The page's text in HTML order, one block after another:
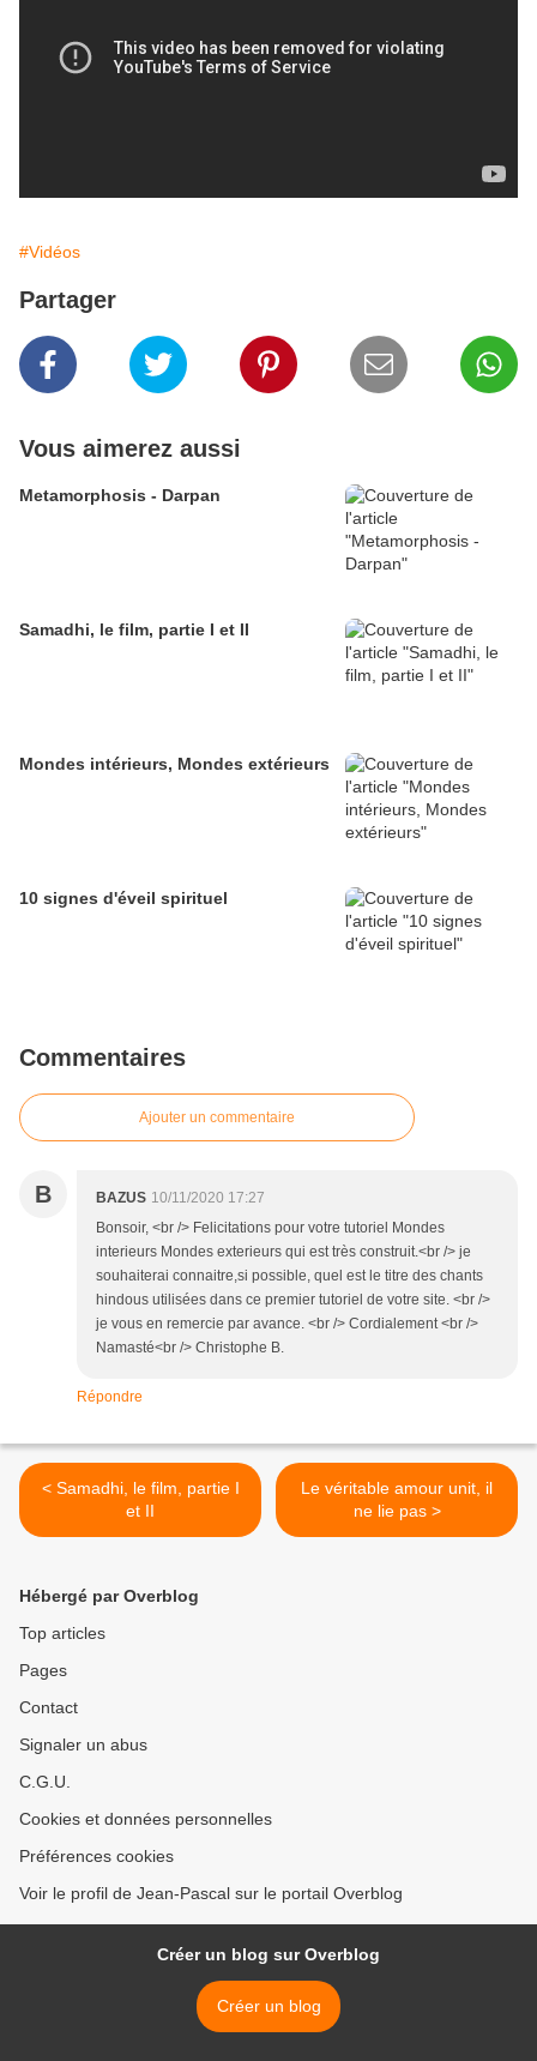
#Vidéos
Partager
Vous aimerez aussi
Metamorphosis - Darpan
Samadhi, le film, partie I et II
Mondes intérieurs, Mondes extérieurs
10 signes d'éveil spirituel
Commentaires
Ajouter un commentaire
B BAZUS 10/11/2020 17:27
Bonsoir, <br /> Felicitations pour votre tutoriel Mondes
interieurs Mondes exterieurs qui est très construit.<br /> je
souhaiterai connaitre,si possible, quel est le titre des chants
hindous utilisées dans ce premier tutoriel de votre site. <br />
je vous en remercie par avance. <br /> Cordialement <br />
Namasté<br /> Christophe B.
Répondre
< Samadhi, le film, partie I
et II
Le véritable amour unit, il
ne lie pas >
Hébergé par Overblog
Top articles
Pages
Contact
Signaler un abus
C.G.U.
Cookies et données personnelles
Préférences cookies
Voir le profil de Jean-Pascal sur le portail Overblog
Créer un blog sur Overblog
Créer un blog